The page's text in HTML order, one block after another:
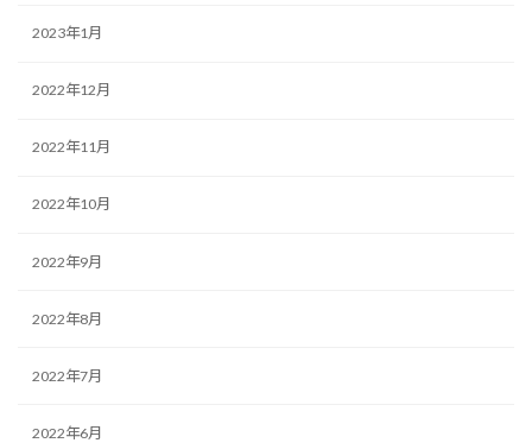
2023年1月
2022年12月
2022年11月
2022年10月
2022年9月
2022年8月
2022年7月
2022年6月